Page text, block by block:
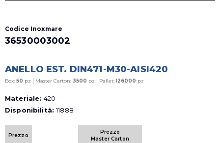
Codice Inoxmare
36530003002
ANELLO EST. DIN471-M30-AISI420
Box: 50 pz | Master Carton: 3500 pz | Pallet:126000 pz
Materiale: 420
Disponibilità:11888
Prezzo
Prezzo
Master Carton